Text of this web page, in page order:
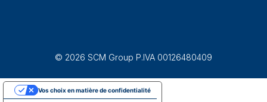
© 2026 SCM Group P.IVA 00126480409
Vos choix en matière de confidentialité